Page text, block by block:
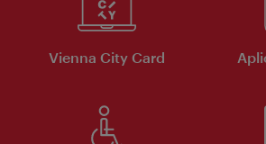
Vienna City Card